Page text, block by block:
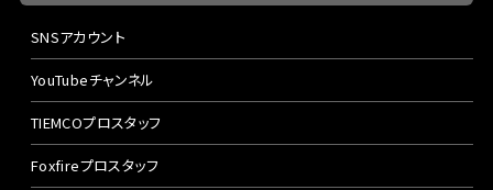
SNSアカウント
YouTubeチャンネル
TIEMCOプロスタッフ
Foxfireプロスタッフ